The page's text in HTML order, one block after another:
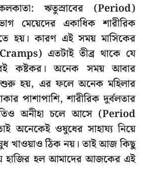
ঋতুস্রাবের (Period)
মেয়েদের একাধিক শারীরিক
হয়। কারণ এই সময় মাসিকের
এতটাই তীব্র থাকে যে
কষ্টকর। অনেক সময় আবার
শুরু হয়, এর ফলে অনেক মহিলার
পাশাপাশি, শারীরিক দুর্বলতার
অনীহা চলে আসে (Period
অনেকেই ওষুধের সাহায্য নিয়ে
খাওয়াও ঠিক নয়। তাই আজ কিছু
হাজির হল আমাদের আজকের এই